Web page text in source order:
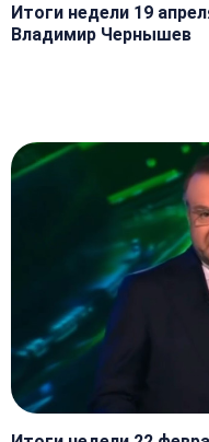
Итоги недели 19
Владимир Чернышев